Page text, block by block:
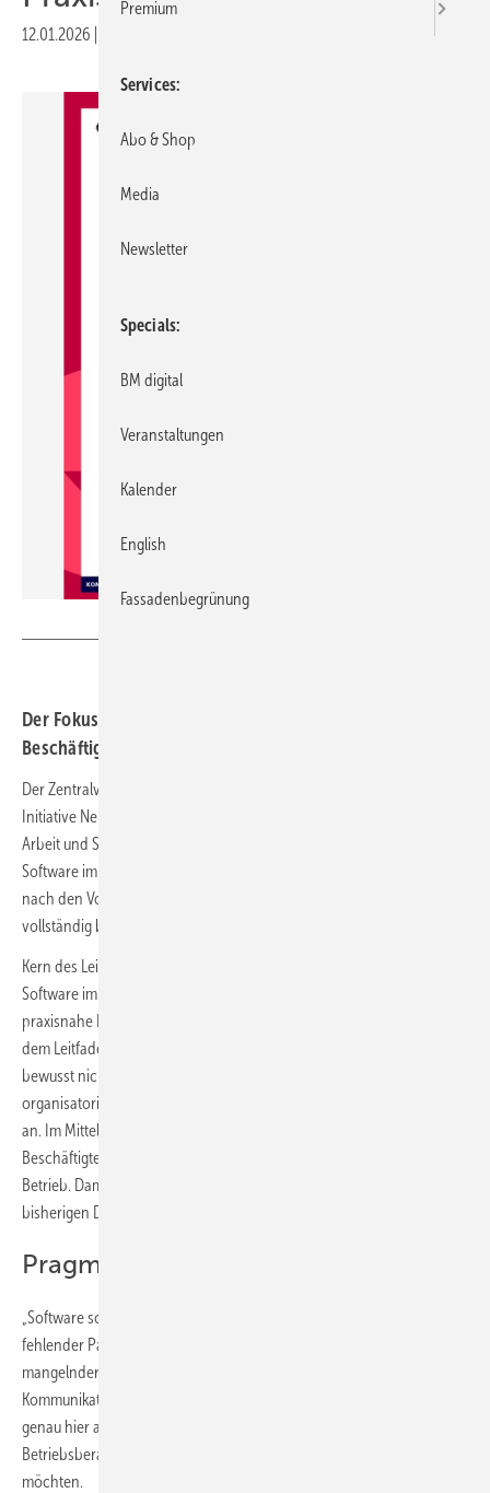
12.01.2026
Der Fokus zur Softwareeinführung im Handwerk ist auf
Beschäftigte von Fachbetrieben gerichtet
Der Zentralverband Sanitär Heizung Klima (ZVSHK) hat im Rahmen der
Initiative Neue Qualität der Arbeit (INQA) des Bundesministeriums für
Arbeit und Soziales (BMAS) einen neuen Leitfaden zur Einführung von
Software im Handwerksbetrieb final abgestimmt. Der Leitfaden wurde
nach den Vorgaben des BMAS von Scholz & Friends gestaltet und ist
vollständig barrierefrei zugänglich.
Kern des Leitfadens sind 12 Erfolgsfaktoren für die Einführung von
Software im Handwerk. Ergänzend stehen zu jedem Erfolgsfaktor
praxisnahe Lernvideos zur Verfügung, die über QR-Codes direkt aus
dem Leitfaden abrufbar sind. Das Besondere: Der Leitfaden setzt
bewusst nicht bei technischen Lösungen, sondern bei den sozialen,
organisatorischen und kommunikativen Aspekten der Digitalisierung
an. Im Mittelpunkt stehen Fragen der Akzeptanz, Beteiligung der
Beschäftigten, Führung, Qualifizierung und Veränderungsprozesse im
Betrieb. Damit schließt das Projekt eine zentrale Lücke in der
bisherigen Digitalisierungsdebatte im Handwerk.
Pragmatischer Ansatz
„Software scheitert im Handwerk selten an der Technik – sondern an
fehlender Partizipation der Monteure und Bürosachbearbeiter,
mangelnder Akzeptanz, unklaren Erwartungen oder schlechte
Kommunikation. Gemäß dem Bottom-up-Prinzip setzt dieser Leitfaden
genau hier an“, heißt es aus dem ZVSHK. Er ist geeignet für die
Betriebsberatungen in Handwerksbetrieben, die sich digitalisieren
möchten.
Premium
Services
Abo & Shop
Media
Newsletter
Specials
BM digital
Veranstaltungen
Kalender
English
Fassadenbegrünung